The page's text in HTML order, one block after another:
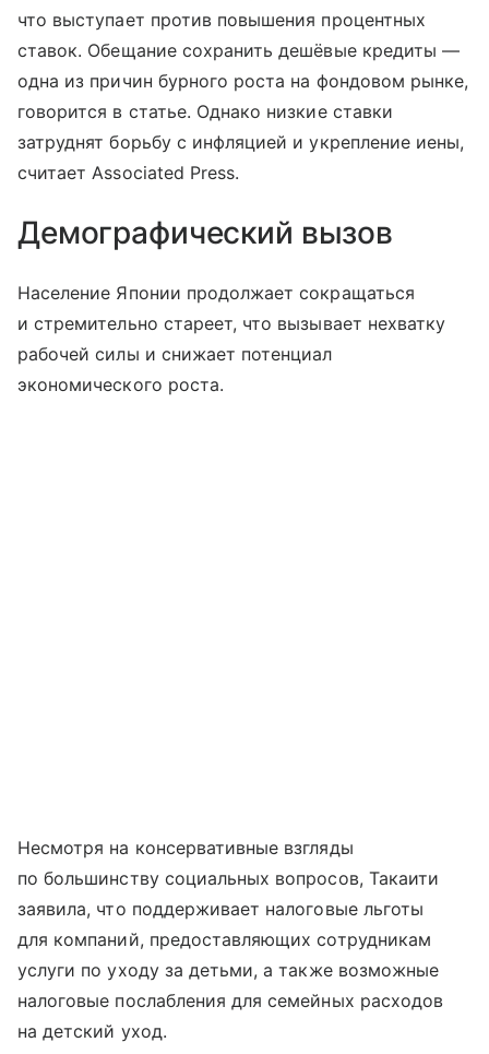
что выступает против повышения процентных
ставок. Обещание сохранить дешёвые кредиты —
одна из причин бурного роста на фондовом рынке,
говорится в статье. Однако низкие ставки
затруднят борьбу с инфляцией и укрепление иены,
считает Associated Press.
Демографический вызов
Население Японии продолжает сокращаться
и стремительно стареет, что вызывает нехватку
рабочей силы и снижает потенциал
экономического роста.
Несмотря на консервативные взгляды
по большинству социальных вопросов, Такаити
заявила, что поддерживает налоговые льготы
для компаний, предоставляющих сотрудникам
услуги по уходу за детьми, а также возможные
налоговые послабления для семейных расходов
на детский уход.